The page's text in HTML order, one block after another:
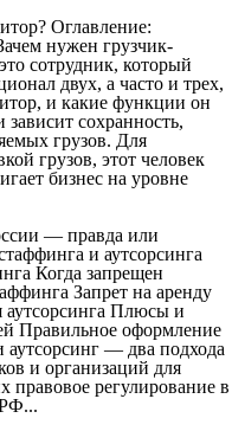
Оглавление:
нужен грузчик-
сотрудник, который
двух, а часто и трех,
и какие функции он
сохранность,
грузов. Для
грузов, этот человек
бизнес на уровне
— правда или
и аутсорсинга
Когда запрещен
Запрет на аренду
аутсорсинга Плюсы и
Правильное оформление
— два подхода
и организаций для
правовое регулирование в